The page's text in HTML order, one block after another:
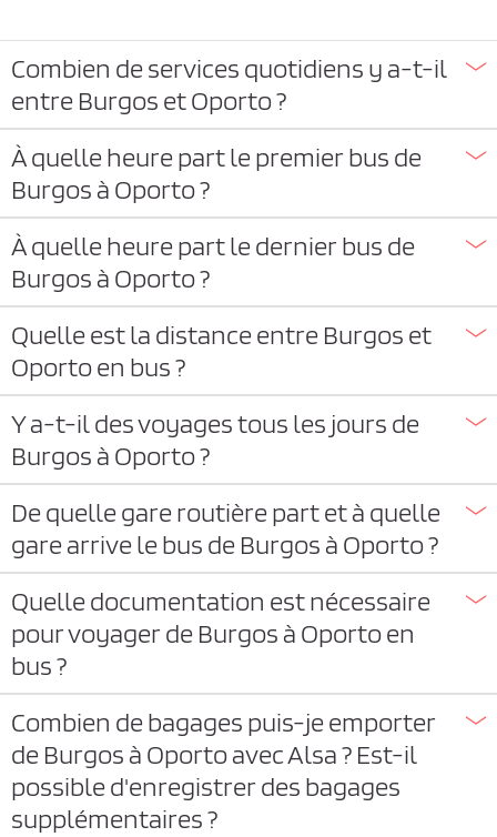
Combien de services quotidiens y a-t-il
entre Burgos et Oporto ?
À quelle heure part le premier bus de
Burgos à Oporto ?
À quelle heure part le dernier bus de
Burgos à Oporto ?
Quelle est la distance entre Burgos et
Oporto en bus ?
Y a-t-il des voyages tous les jours de
Burgos à Oporto ?
De quelle gare routière part et à quelle
gare arrive le bus de Burgos à Oporto ?
Quelle documentation est nécessaire
pour voyager de Burgos à Oporto en
bus ?
Combien de bagages puis-je emporter
de Burgos à Oporto avec Alsa ? Est-il
possible d'enregistrer des bagages
supplémentaires ?